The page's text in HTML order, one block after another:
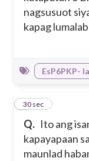
nagsusuot
kapag
EsP6PKP-
Q. Ito ang
kapayapaan
maunlad
2
30 sec